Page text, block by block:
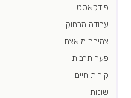
פודקאסט
עבודה מרחוק
צמיחה מואצת
פער תרבות
קורות חיים
שונות